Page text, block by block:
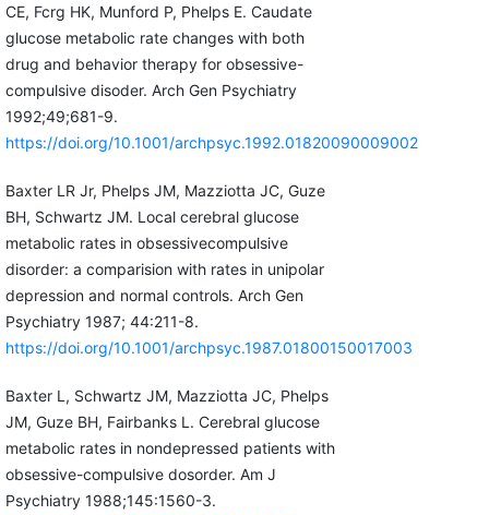
CE, Fcrg HK, Munford P, Phelps E. Caudate
glucose metabolic rate changes with both
drug and behavior therapy for obsessive-
compulsive disoder. Arch Gen Psychiatry
1992;49;681-9.
https://doi.org/10.1001/archpsyc.1992.01820090009002
Baxter LR Jr, Phelps JM, Mazziotta JC, Guze
BH, Schwartz JM. Local cerebral glucose
metabolic rates in obsessivecompulsive
disorder: a comparision with rates in unipolar
depression and normal controls. Arch Gen
Psychiatry 1987; 44:211-8.
https://doi.org/10.1001/archpsyc.1987.01800150017003
Baxter L, Schwartz JM, Mazziotta JC, Phelps
JM, Guze BH, Fairbanks L. Cerebral glucose
metabolic rates in nondepressed patients with
obsessive-compulsive dosorder. Am J
Psychiatry 1988;145:1560-3.